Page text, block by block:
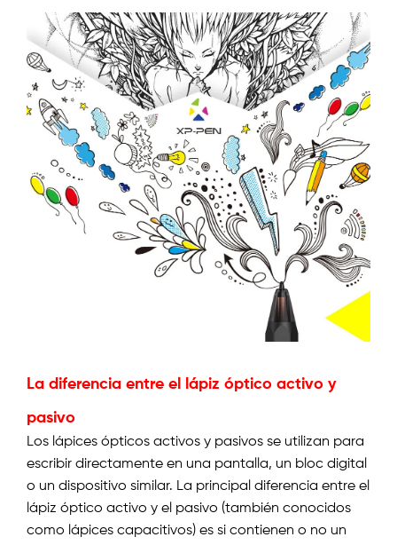
La diferencia entre el lápiz óptico activo y
pasivo
Los lápices ópticos activos y pasivos se utilizan para
escribir directamente en una pantalla, un bloc digital
o un dispositivo similar. La principal diferencia entre el
lápiz óptico activo y el pasivo (también conocidos
como lápices capacitivos) es si contienen o no un